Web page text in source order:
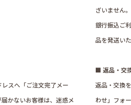
スへ「ご注文完了メー
かないお客様は、迷惑メ
ざいません
銀行振込ご
品を発送い
■ 返品・交
返品・交換
わせ」フォ